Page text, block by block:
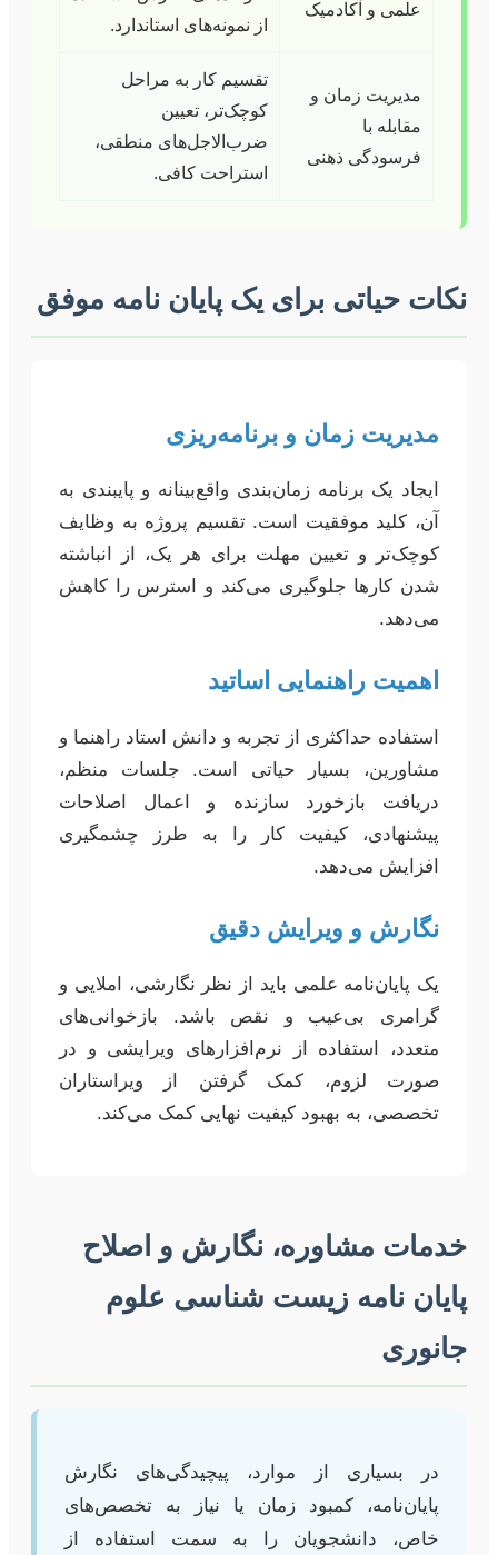
علمی و آکادمیک
از نمونه‌های استاندارد.
مدیریت زمان و
مقابله با
فرسودگی ذهنی
تقسیم کار به مراحل
کوچک‌تر، تعیین
ضرب‌الاجل‌های منطقی،
استراحت کافی.
نکات حیاتی برای یک پایان نامه موفق
مدیریت زمان و برنامه‌ریزی
ایجاد یک برنامه زمان‌بندی واقع‌بینانه و پایبندی به
آن، کلید موفقیت است. تقسیم پروژه به وظایف
کوچک‌تر و تعیین مهلت برای هر یک، از انباشته
شدن کارها جلوگیری می‌کند و استرس را کاهش
می‌دهد.
اهمیت راهنمایی اساتید
استفاده حداکثری از تجربه و دانش استاد راهنما و
مشاورین، بسیار حیاتی است. جلسات منظم،
دریافت بازخورد سازنده و اعمال اصلاحات
پیشنهادی، کیفیت کار را به طرز چشمگیری
افزایش می‌دهد.
نگارش و ویرایش دقیق
یک پایان‌نامه علمی باید از نظر نگارشی، املایی و
گرامری بی‌عیب و نقص باشد. بازخوانی‌های
متعدد، استفاده از نرم‌افزارهای ویرایشی و در
صورت لزوم، کمک گرفتن از ویراستاران
تخصصی، به بهبود کیفیت نهایی کمک می‌کند.
خدمات مشاوره، نگارش و اصلاح
پایان نامه زیست شناسی علوم
جانوری
در بسیاری از موارد، پیچیدگی‌های نگارش
پایان‌نامه، کمبود زمان یا نیاز به تخصص‌های
خاص، دانشجویان را به سمت استفاده از